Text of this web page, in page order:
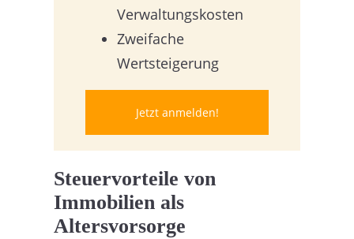
Verwaltungskosten
Zweifache
Wertsteigerung
Jetzt anmelden!
Steuervorteile von
Immobilien als
Altersvorsorge